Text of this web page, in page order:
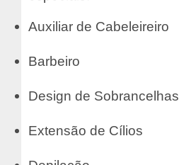
Auxiliar de Cabeleireiro
Barbeiro
Design de Sobrancelhas
Extensão de Cílios